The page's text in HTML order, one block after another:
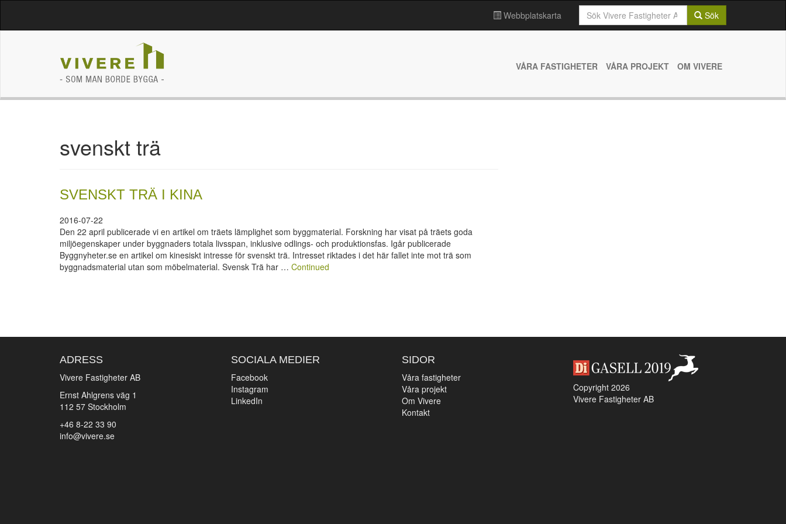
Sök
efter:
Sök
Webbplatskarta
VÅRA FASTIGHETER VÅRA PROJEKT OM VIVERE
svenskt trä
SVENSKT TRÄ I KINA
2016-07-22
Den 22 april publicerade vi en artikel om träets lämplighet som byggmaterial. Forskning har visat på träets goda
miljöegenskaper under byggnaders totala livsspan, inklusive odlings- och produktionsfas. Igår publicerade
Byggnyheter.se en artikel om kinesiskt intresse för svenskt trä. Intresset riktades i det här fallet inte mot trä som
byggnadsmaterial utan som möbelmaterial. Svensk Trä har … Continued
ADRESS
Vivere Fastigheter AB
Ernst Ahlgrens väg 1
112 57 Stockholm
+46 8-22 33 90
info@vivere.se
SOCIALA MEDIER
Facebook
Instagram
LinkedIn
SIDOR
Våra fastigheter
Våra projekt
Om Vivere
Kontakt
Copyright 2026
Vivere Fastigheter AB